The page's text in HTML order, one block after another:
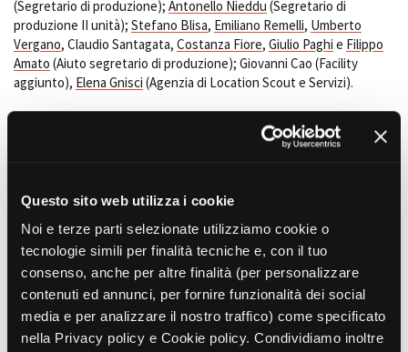
Questo sito web utilizza i cookie
Noi e terze parti selezionate utilizziamo cookie o
tecnologie simili per finalità tecniche e, con il tuo
consenso, anche per altre finalità (per personalizzare
contenuti ed annunci, per fornire funzionalità dei social
media e per analizzare il nostro traffico) come specificato
nella Privacy policy e Cookie policy. Condividiamo inoltre
(Segretario di produzione); Antonello Nieddu (Segretario di
produzione II unità); Stefano Blisa, Emiliano Remelli, Umberto
Vergano, Claudio Santagata, Costanza Fiore, Giulio Paghi e Filippo
Amato (Aiuto segretario di produzione); Giovanni Cao (Facility
aggiunto), Elena Gnisci (Agenzia di Location Scout e Servizi).
Francesco Capulli e Roberto D'Ippolito (Amministratori).
Andrea Bocco (Caposquadra elettricisti RAI); Alessio Antolovich,
(Capo elettricisti); Gianpiero Cambursano (Elettricista); Andrea
Fontanive (Manovale elettricisti).
MACCHINISTI
Stefano Fois(Caposquadra Macchinista);Riccardo Mellana
(Caposquadra macchinista II unità); Angelo Pace, Antonio Ascione e